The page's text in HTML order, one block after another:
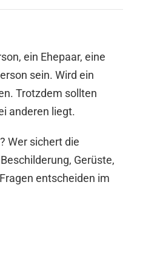
ein Ehepaar, eine
sein. Wird ein
Trotzdem sollten
anderen liegt.
Wer sichert die
Gerüste,
entscheiden im